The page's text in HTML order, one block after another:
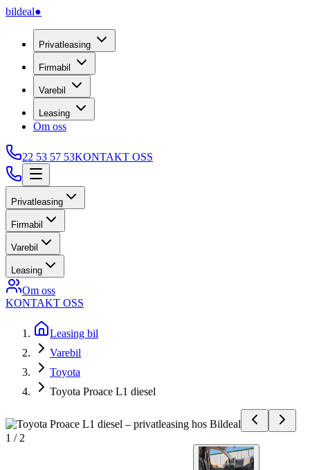
bildeal●
Privatleasing
Firmabil
Varebil
Leasing
Om oss
22 53 57 53KONTAKT OSS
Privatleasing
Firmabil
Varebil
Leasing
Om oss
KONTAKT OSS
Leasing bil
Varebil
Toyota
Toyota Proace L1 diesel
1 / 2